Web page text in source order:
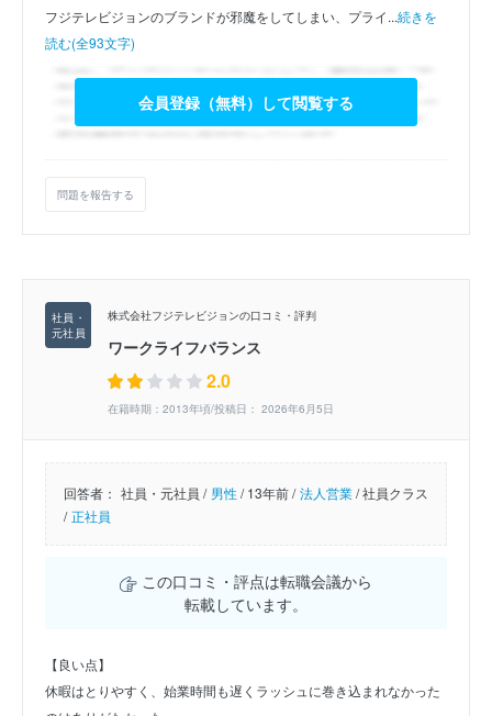
フジテレビジョンのブランドが邪魔をしてしまい、プライ...続きを
読む(全93文字)
会員登録（無料）して閲覧する
問題を報告する
株式会社フジテレビジョンの口コミ・評判
ワークライフバランス
2.0
在籍時期：2013年頃/投稿日： 2026年6月5日
回答者： 社員・元社員 / 男性/13年前 / 法人営業/社員クラス
/ 正社員
この口コミ・評点は転職会議から
転載しています。
【良い点】
休暇はとりやすく、始業時間も遅くラッシュに巻き込まれなかった